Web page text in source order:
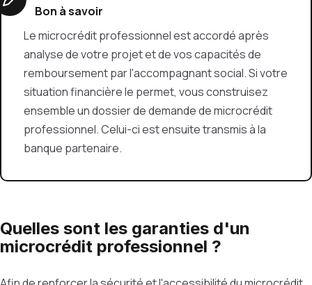
Bon à savoir
Le microcrédit professionnel est accordé après
analyse de votre projet et de vos capacités de
remboursement par l'accompagnant social. Si votre
situation financière le permet, vous construisez
ensemble un dossier de demande de microcrédit
professionnel. Celui-ci est ensuite transmis à la
banque partenaire.
Quelles sont les garanties d'un
microcrédit professionnel ?